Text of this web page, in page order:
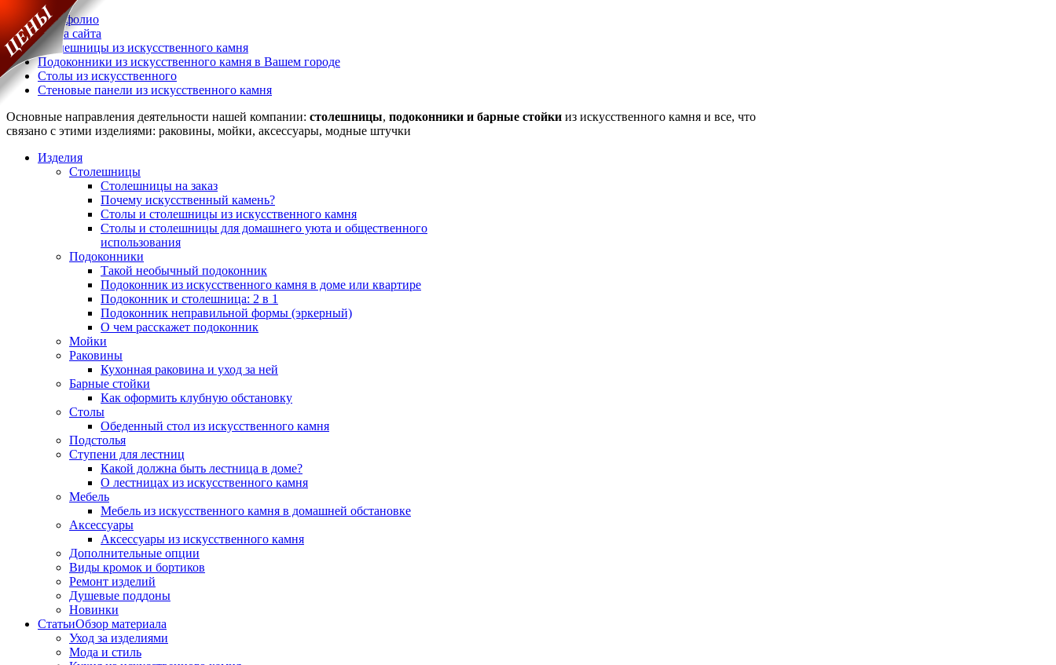
Портфолио
Карта сайта
Столешницы из искусственного камня
Подоконники из искусственного камня в Вашем городе
Столы из искусственного
Стеновые панели из искусственного камня
Основные направления деятельности нашей компании: столешницы, подоконники и барные стойки из искусственного камня и все, что
связано с этими изделиями: раковины, мойки, аксессуары, модные штучки
Изделия
Столешницы
Столешницы на заказ
Почему искусственный камень?
Столы и столешницы из искусственного камня
Столы и столешницы для домашнего уюта и общественного
использования
Подоконники
Такой необычный подоконник
Подоконник из искусственного камня в доме или квартире
Подоконник и столешница: 2 в 1
Подоконник неправильной формы (эркерный)
О чем расскажет подоконник
Мойки
Раковины
Кухонная раковина и уход за ней
Барные стойки
Как оформить клубную обстановку
Столы
Обеденный стол из искусственного камня
Подстолья
Ступени для лестниц
Какой должна быть лестница в доме?
О лестницах из искусственного камня
Мебель
Мебель из искусственного камня в домашней обстановке
Аксессуары
Аксессуары из искусственного камня
Дополнительные опции
Виды кромок и бортиков
Ремонт изделий
Душевые поддоны
Новинки
СтатьиОбзор материала
Уход за изделиями
Мода и стиль